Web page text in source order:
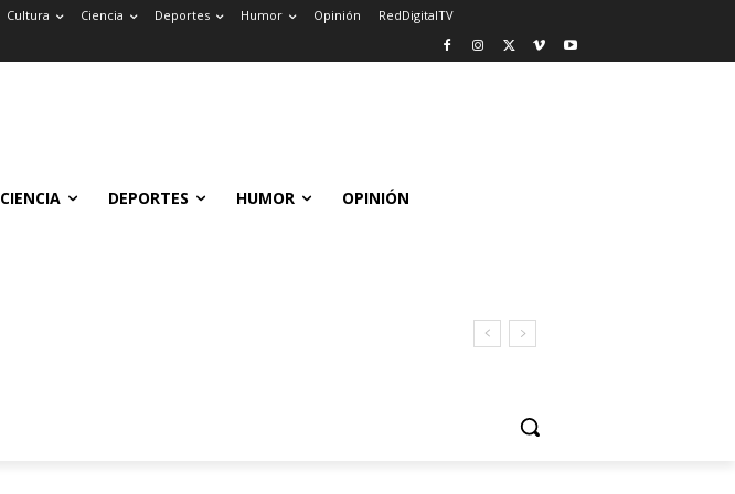
Cultura Ciencia Deportes Humor Opinión RedDigitalTV
CIENCIA DEPORTES HUMOR OPINIÓN